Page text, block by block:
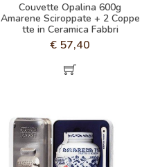
Couvette Opalina 600g
Amarene Sciroppate + 2 Coppe
tte in Ceramica Fabbri
€ 57,40